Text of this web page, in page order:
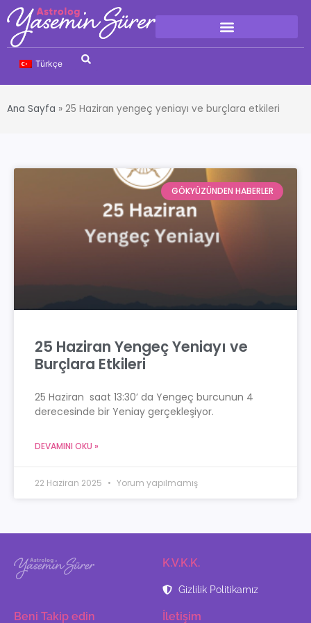
Türkçe
Ana Sayfa » 25 Haziran yengeç yeniayı ve burçlara etkileri
GÖKYÜZÜNDEN HABERLER
25 Haziran Yengeç Yeniayı ve
Burçlara Etkileri
25 Haziran saat 13:30’ da Yengeç burcunun 4
derecesinde bir Yeniay gerçekleşiyor.
DEVAMINI OKU »
22 Haziran 2025 Yorum yapılmamış
K.V.K.K.
Gizlilik Politikamız
Beni Takip edin İletişim